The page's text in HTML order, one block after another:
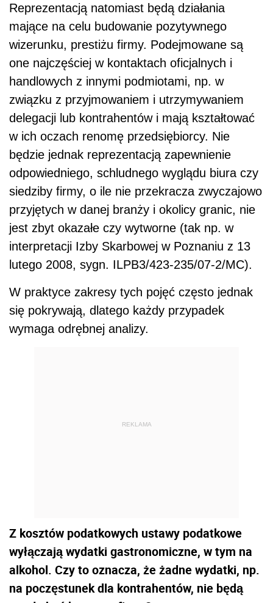
Reprezentacją natomiast będą działania
mające na celu budowanie pozytywnego
wizerunku, prestiżu firmy. Podejmowane są
one najczęściej w kontaktach oficjalnych i
handlowych z innymi podmiotami, np. w
związku z przyjmowaniem i utrzymywaniem
delegacji lub kontrahentów i mają kształtować
w ich oczach renomę przedsiębiorcy. Nie
będzie jednak reprezentacją zapewnienie
odpowiedniego, schludnego wyglądu biura czy
siedziby firmy, o ile nie przekracza zwyczajowo
przyjętych w danej branży i okolicy granic, nie
jest zbyt okazałe czy wytworne (tak np. w
interpretacji Izby Skarbowej w Poznaniu z 13
lutego 2008, sygn. ILPB3/423-235/07-2/MC).
W praktyce zakresy tych pojęć często jednak
się pokrywają, dlatego każdy przypadek
wymaga odrębnej analizy.
REKLAMA
Z kosztów podatkowych ustawy podatkowe
wyłączają wydatki gastronomiczne, w tym na
alkohol. Czy to oznacza, że żadne wydatki, np.
na poczęstunek dla kontrahentów, nie będą